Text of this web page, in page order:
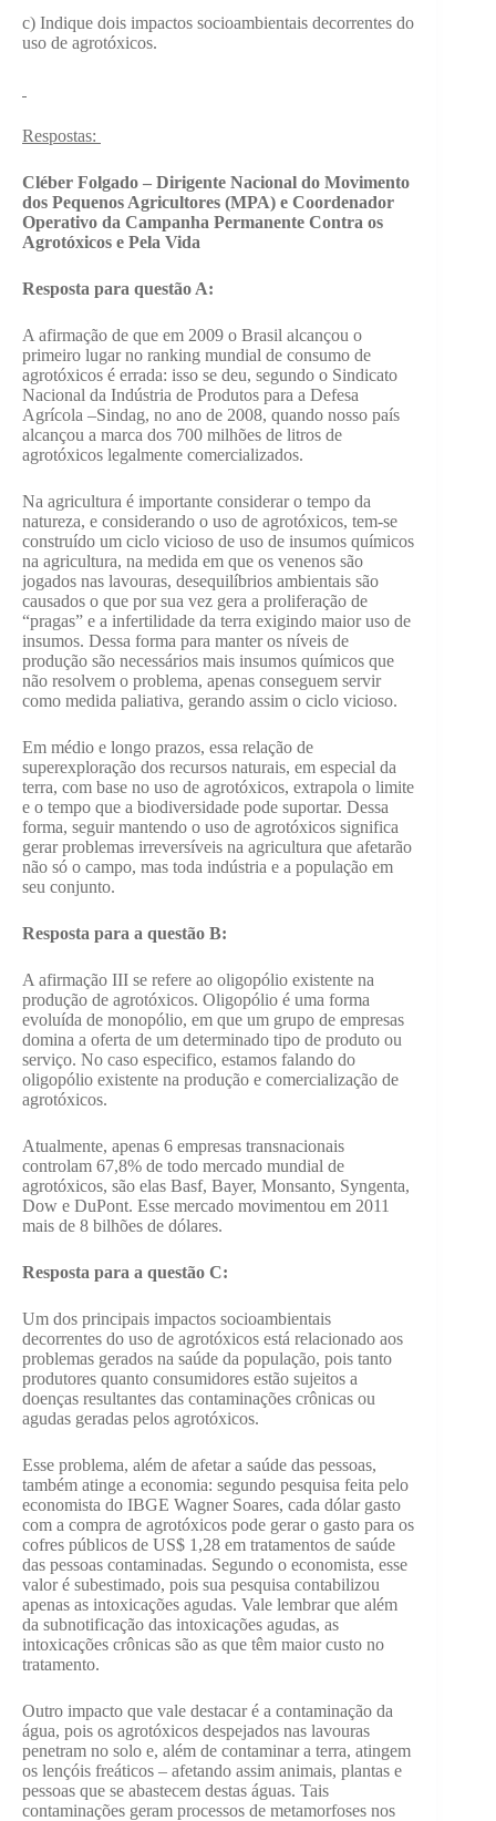
c) Indique dois impactos socioambientais decorrentes do
uso de agrotóxicos.
Respostas:
Cléber Folgado – Dirigente Nacional do Movimento
dos Pequenos Agricultores (MPA) e Coordenador
Operativo da Campanha Permanente Contra os
Agrotóxicos e Pela Vida
Resposta para questão A:
A afirmação de que em 2009 o Brasil alcançou o
primeiro lugar no ranking mundial de consumo de
agrotóxicos é errada: isso se deu, segundo o Sindicato
Nacional da Indústria de Produtos para a Defesa
Agrícola –Sindag, no ano de 2008, quando nosso país
alcançou a marca dos 700 milhões de litros de
agrotóxicos legalmente comercializados.
Na agricultura é importante considerar o tempo da
natureza, e considerando o uso de agrotóxicos, tem-se
construído um ciclo vicioso de uso de insumos químicos
na agricultura, na medida em que os venenos são
jogados nas lavouras, desequilíbrios ambientais são
causados o que por sua vez gera a proliferação de
“pragas” e a infertilidade da terra exigindo maior uso de
insumos. Dessa forma para manter os níveis de
produção são necessários mais insumos químicos que
não resolvem o problema, apenas conseguem servir
como medida paliativa, gerando assim o ciclo vicioso.
Em médio e longo prazos, essa relação de
superexploração dos recursos naturais, em especial da
terra, com base no uso de agrotóxicos, extrapola o limite
e o tempo que a biodiversidade pode suportar. Dessa
forma, seguir mantendo o uso de agrotóxicos significa
gerar problemas irreversíveis na agricultura que afetarão
não só o campo, mas toda indústria e a população em
seu conjunto.
Resposta para a questão B:
A afirmação III se refere ao oligopólio existente na
produção de agrotóxicos. Oligopólio é uma forma
evoluída de monopólio, em que um grupo de empresas
domina a oferta de um determinado tipo de produto ou
serviço. No caso especifico, estamos falando do
oligopólio existente na produção e comercialização de
agrotóxicos.
Atualmente, apenas 6 empresas transnacionais
controlam 67,8% de todo mercado mundial de
agrotóxicos, são elas Basf, Bayer, Monsanto, Syngenta,
Dow e DuPont. Esse mercado movimentou em 2011
mais de 8 bilhões de dólares.
Resposta para a questão C:
Um dos principais impactos socioambientais
decorrentes do uso de agrotóxicos está relacionado aos
problemas gerados na saúde da população, pois tanto
produtores quanto consumidores estão sujeitos a
doenças resultantes das contaminações crônicas ou
agudas geradas pelos agrotóxicos.
Esse problema, além de afetar a saúde das pessoas,
também atinge a economia: segundo pesquisa feita pelo
economista do IBGE Wagner Soares, cada dólar gasto
com a compra de agrotóxicos pode gerar o gasto para os
cofres públicos de US$ 1,28 em tratamentos de saúde
das pessoas contaminadas. Segundo o economista, esse
valor é subestimado, pois sua pesquisa contabilizou
apenas as intoxicações agudas. Vale lembrar que além
da subnotificação das intoxicações agudas, as
intoxicações crônicas são as que têm maior custo no
tratamento.
Outro impacto que vale destacar é a contaminação da
água, pois os agrotóxicos despejados nas lavouras
penetram no solo e, além de contaminar a terra, atingem
os lençóis freáticos – afetando assim animais, plantas e
pessoas que se abastecem destas águas. Tais
contaminações geram processos de metamorfoses nos